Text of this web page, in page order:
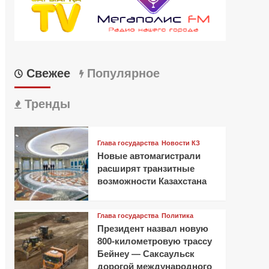
Свежее Популярное
Тренды
Глава государства Новости КЗ
Новые автомагистрали
расширят транзитные
возможности Казахстана
Глава государства Политика
Президент назвал новую
800-километровую трассу
Бейнеу — Саксаульск
дорогой международного